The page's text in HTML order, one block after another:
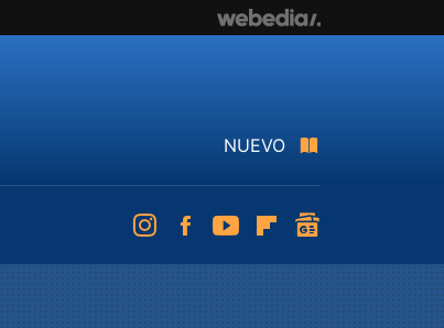
NUEVO
InstagramFacebookYoutubeFlipboard